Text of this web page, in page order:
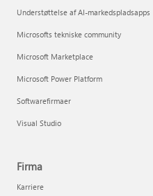
Understøttelse af AI-markedspladsapps
Microsofts tekniske community
Microsoft Marketplace
Microsoft Power Platform
Softwarefirmaer
Visual Studio
Firma
Karriere